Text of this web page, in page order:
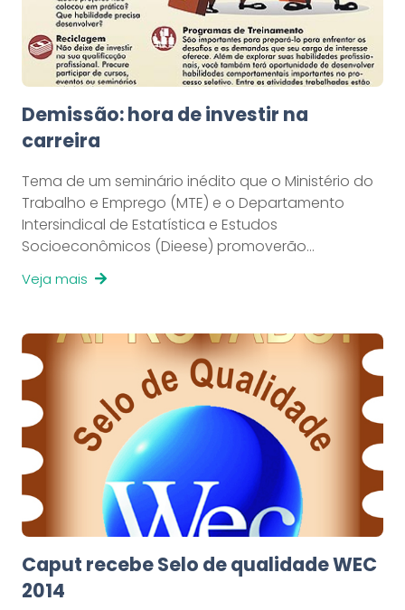
Demissão: hora de investir na
carreira
Tema de um seminário inédito que o Ministério do
Trabalho e Emprego (MTE) e o Departamento
Intersindical de Estatística e Estudos
Socioeconômicos (Dieese) promoverão…
Veja mais
Caput recebe Selo de qualidade WEC
2014